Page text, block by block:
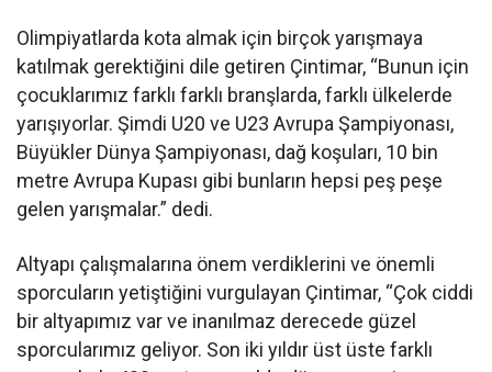
Olimpiyatlarda kota almak için birçok yarışmaya
katılmak gerektiğini dile getiren Çintimar, “Bunun için
çocuklarımız farklı farklı branşlarda, farklı ülkelerde
yarışıyorlar. Şimdi U20 ve U23 Avrupa Şampiyonası,
Büyükler Dünya Şampiyonası, dağ koşuları, 10 bin
metre Avrupa Kupası gibi bunların hepsi peş peşe
gelen yarışmalar.” dedi.
Altyapı çalışmalarına önem verdiklerini ve önemli
sporcuların yetiştiğini vurgulayan Çintimar, “Çok ciddi
bir altyapımız var ve inanılmaz derecede güzel
sporcularımız geliyor. Son iki yıldır üst üste farklı